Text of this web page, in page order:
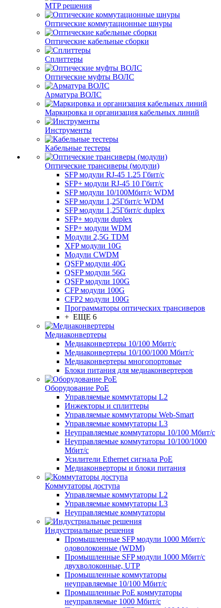
MTP решения
Оптические коммутационные шнуры
Оптические кабельные сборки
Сплиттеры
Оптические муфты ВОЛС
Арматура ВОЛС
Маркировка и организация кабельных линий
Инструменты
Кабельные тестеры
Оптические трансиверы (модули)
SFP модули RJ-45 1.25 Гбит/c
SFP+ модули RJ-45 10 Гбит/c
SFP модули 10/100Мбит/с WDM
SFP модули 1,25Гбит/с WDM
SFP модули 1,25Гбит/с duplex
SFP+ модули duplex
SFP+ модули WDM
Модули 2,5G TDM
XFP модули 10G
Модули CWDM
QSFP модули 40G
QSFP модули 56G
QSFP модули 100G
CFP модули 100G
CFP2 модули 100G
Программаторы оптических трансиверов
+ ЕЩЕ 6
Медиаконвертеры
Медиаконвертеры 10/100 Мбит/с
Медиаконвертеры 10/100/1000 Мбит/c
Медиаконвертеры многопортовые
Блоки питания для медиаконвертеров
Оборудование PoE
Управляемые коммутаторы L2
Инжекторы и сплиттеры
Управляемые коммутаторы Web-Smart
Управляемые коммутаторы L3
Неуправляемые коммутаторы 10/100 Мбит/с
Неуправляемые коммутаторы 10/100/1000
Мбит/с
Усилители Ethernet сигнала PoE
Медиаконверторы и блоки питания
Коммутаторы доступа
Управляемые коммутаторы L2
Управляемые коммутаторы L3
Неуправляемые коммутаторы
Индустриальные решения
Промышленные SFP модули 1000 Мбит/c
одоволоконные (WDM)
Промышленные SFP модули 1000 Мбит/c
двухволоконные, UTP
Промышленные коммутаторы
неуправляемые 10/100 Мбит/с
Промышленные PoE коммутаторы
неуправляемые 1000 Мбит/с